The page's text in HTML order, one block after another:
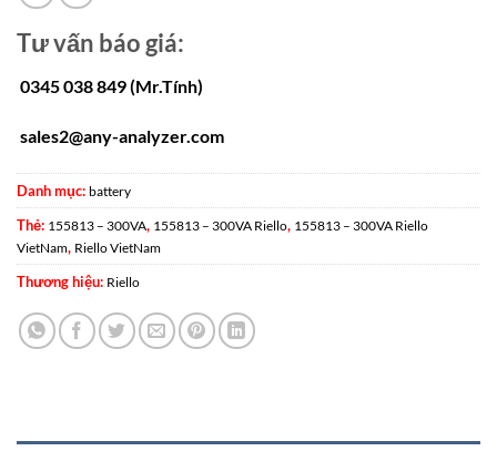
Tư vấn báo giá:
0345 038 849 (Mr.Tính)
sales2@any-analyzer.com
Danh mục: battery
Thẻ: 155813 – 300VA, 155813 – 300VA Riello, 155813 – 300VA Riello
VietNam, Riello VietNam
Thương hiệu: Riello